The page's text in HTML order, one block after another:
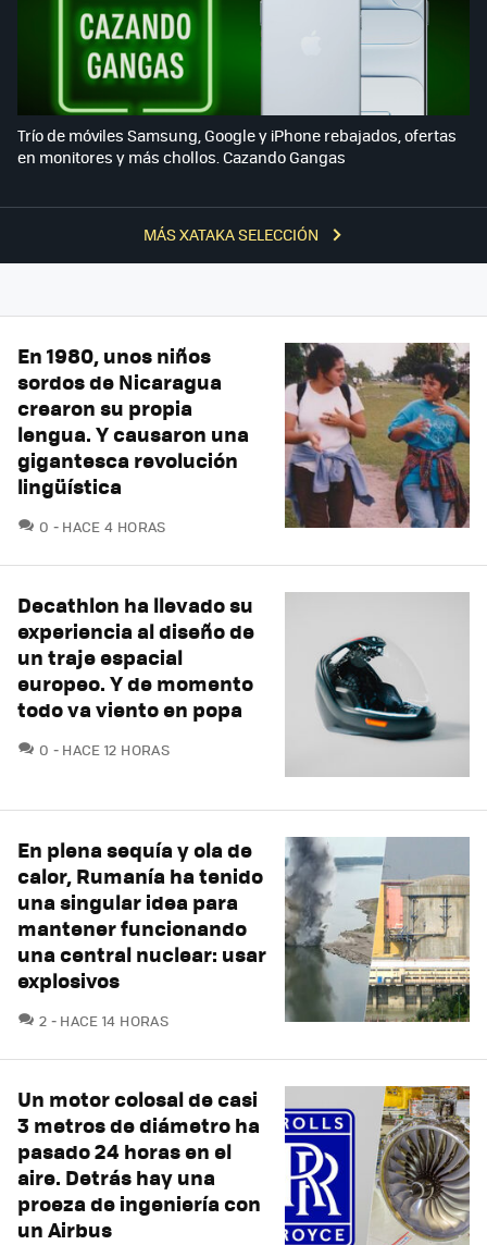
MÁS XATAKA SELECCIÓN
Trío de móviles Samsung, Google y iPhone rebajados, ofertas
en monitores y más chollos. Cazando Gangas
En 1980, unos niños
sordos de Nicaragua
crearon su propia
lengua. Y causaron una
gigantesca revolución
lingüística
0 COMENTARIOS
HACE 4 HORAS
Decathlon ha llevado su
experiencia al diseño de
un traje espacial
europeo. Y de momento
todo va viento en popa
0 COMENTARIOS
HACE 12 HORAS
En plena sequía y ola de
calor, Rumanía ha tenido
una singular idea para
mantener funcionando
una central nuclear: usar
explosivos
2 COMENTARIOS
HACE 14 HORAS
Un motor colosal de casi
3 metros de diámetro ha
pasado 24 horas en el
aire. Detrás hay una
proeza de ingeniería con
un Airbus